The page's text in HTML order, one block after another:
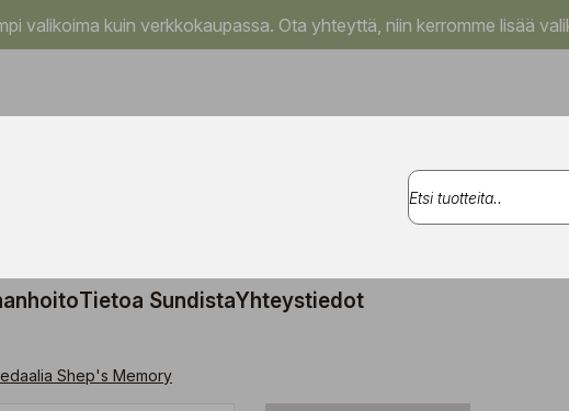
valikoima kuin verkkokaupassa. Ota yhteyttä, niin kerromme lisää
Tietoa SundistaYhteystiedot
Shep's Memory